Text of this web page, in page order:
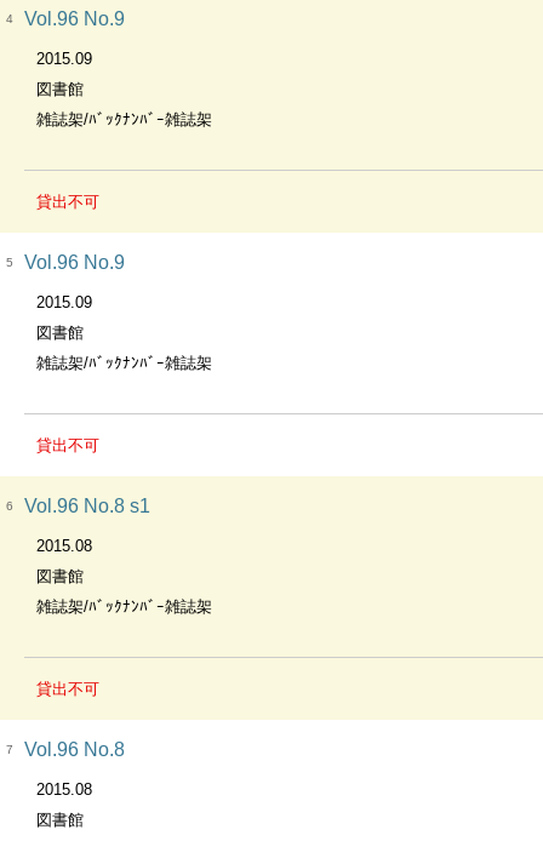
4 Vol.96 No.9
2015.09
図書館
雑誌架/ﾊﾞｯｸﾅﾝﾊﾞｰ雑誌架
貸出不可
5 Vol.96 No.9
2015.09
図書館
雑誌架/ﾊﾞｯｸﾅﾝﾊﾞｰ雑誌架
貸出不可
6 Vol.96 No.8 s1
2015.08
図書館
雑誌架/ﾊﾞｯｸﾅﾝﾊﾞｰ雑誌架
貸出不可
7 Vol.96 No.8
2015.08
図書館